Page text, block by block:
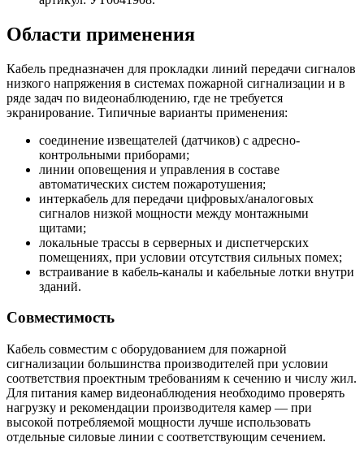
Области применения
Кабель предназначен для прокладки линий передачи сигналов
низкого напряжения в системах пожарной сигнализации и в
ряде задач по видеонаблюдению, где не требуется
экранирование. Типичные варианты применения:
соединение извещателей (датчиков) с адресно-
контрольными приборами;
линии оповещения и управления в составе
автоматических систем пожаротушения;
интеркабель для передачи цифровых/аналоговых
сигналов низкой мощности между монтажными
щитами;
локальные трассы в серверных и диспетчерских
помещениях, при условии отсутствия сильных помех;
встраивание в кабель-каналы и кабельные лотки внутри
зданий.
Совместимость
Кабель совместим с оборудованием для пожарной
сигнализации большинства производителей при условии
соответствия проектным требованиям к сечению и числу жил.
Для питания камер видеонаблюдения необходимо проверять
нагрузку и рекомендации производителя камер — при
высокой потребляемой мощности лучше использовать
отдельные силовые линии с соответствующим сечением.